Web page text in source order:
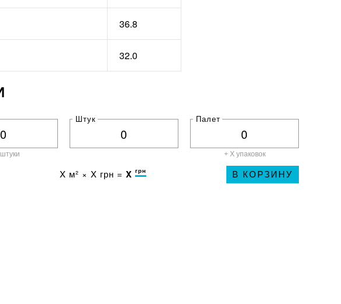
36.8
32.0
Штук Палет
+ X упаковок
X м² × X грн = X грн В КОРЗИНУ